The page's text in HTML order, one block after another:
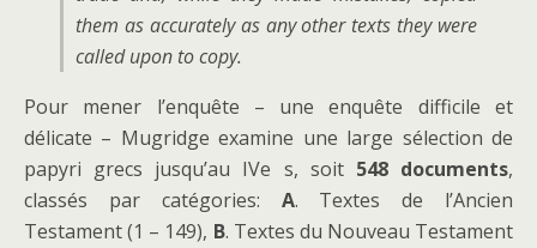
them as accurately as any other texts they were
called upon to copy.
Pour mener l’enquête – une enquête difficile et
délicate – Mugridge examine une large sélection de
papyri grecs jusqu’au IVe s, soit 548 documents,
classés par catégories: A. Textes de l’Ancien
Testament (1 – 149), B. Textes du Nouveau Testament